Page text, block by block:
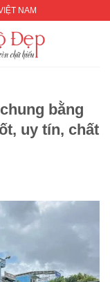
NAM
bằng
uy tín, chất